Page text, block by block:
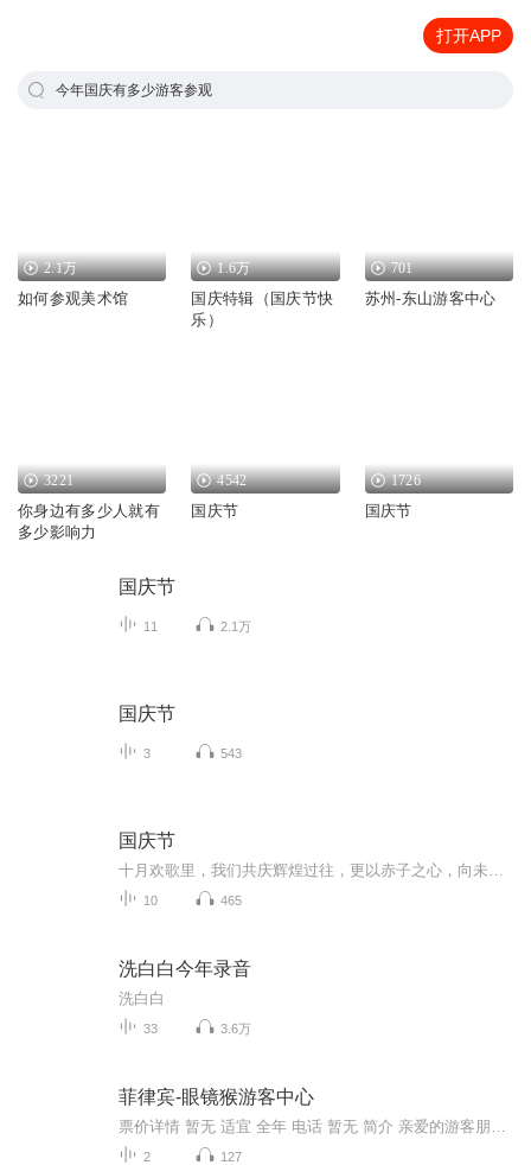
打开APP
今年国庆有多少游客参观
2.1万
如何参观美术馆
1.6万
国庆特辑（国庆节快
乐）
701
苏州-东山游客中心
3221
你身边有多少人就有
多少影响力
4542
国庆节
1726
国庆节
国庆节
11 2.1万
国庆节
3 543
国庆节
10 465
洗白白今年录音
洗白白
33 3.6万
菲律宾-眼镜猴游客中心
2 127